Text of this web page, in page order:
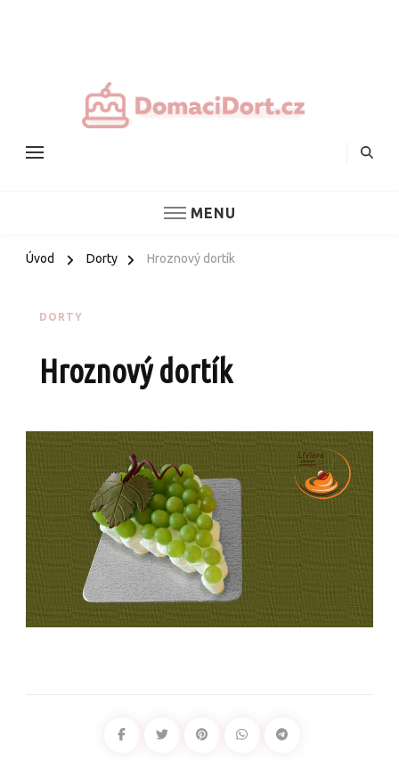
MENU
Úvod Dorty Hroznový dortík
DORTY
Hroznový dortík